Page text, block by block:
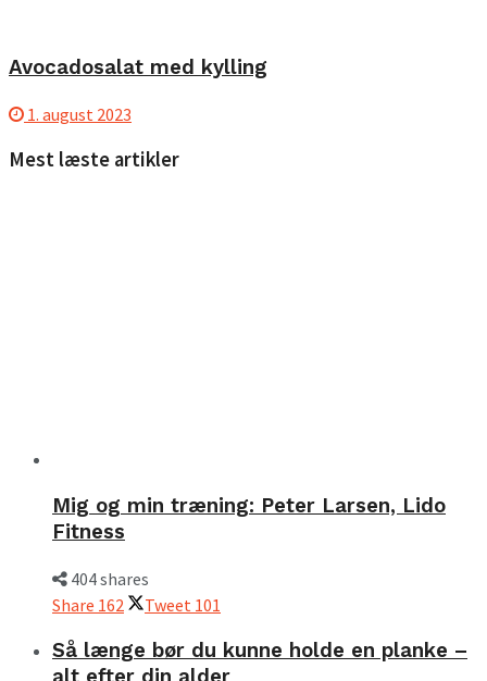
Avocadosalat med kylling
1. august 2023
Mest læste artikler
Mig og min træning: Peter Larsen, Lido
Fitness
404 shares
Share 162 Tweet 101
Så længe bør du kunne holde en planke –